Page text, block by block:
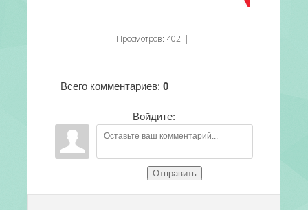
Просмотров: 402 |
Всего комментариев: 0
Войдите:
Отправить